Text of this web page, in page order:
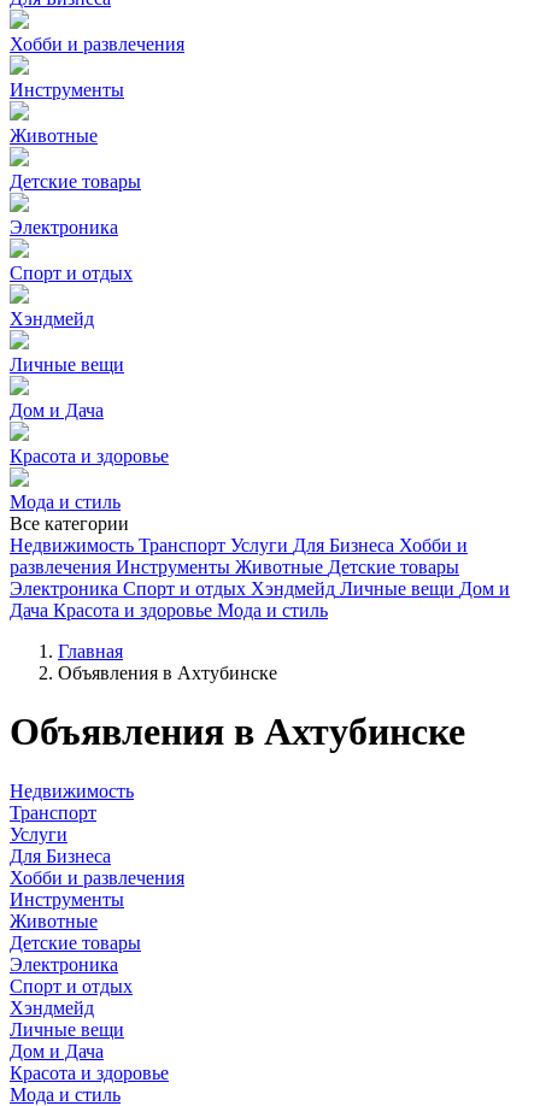
Хобби и развлечения
Инструменты
Животные
Детские товары
Электроника
Спорт и отдых
Хэндмейд
Личные вещи
Дом и Дача
Красота и здоровье
Мода и стиль
Все категории
Недвижимость Транспорт Услуги Для Бизнеса Хобби и
развлечения Инструменты Животные Детские товары
Электроника Спорт и отдых Хэндмейд Личные вещи Дом и
Дача Красота и здоровье Мода и стиль
Главная
Объявления в Ахтубинске
Объявления в Ахтубинске
Недвижимость
Транспорт
Услуги
Для Бизнеса
Хобби и развлечения
Инструменты
Животные
Детские товары
Электроника
Спорт и отдых
Хэндмейд
Личные вещи
Дом и Дача
Красота и здоровье
Мода и стиль